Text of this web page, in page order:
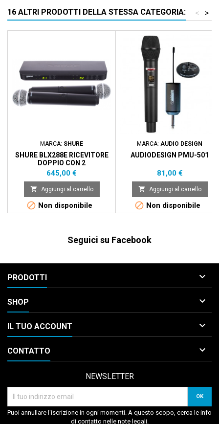
16 ALTRI PRODOTTI DELLA STESSA CATEGORIA: >
<
MARCA: SHURE
SHURE BLX288E RICEVITORE
DOPPIO CON 2
TRASMETTITORI CAPSULA
SM58
Prezzo
645,00 €
 Aggiungi al carrello
 Non disponibile
MARCA: AUDIO DESIGN
AUDIODESIGN PMU-501
Prezzo
81,00 €
 Aggiungi al carrello
 Non disponibile
Seguici su Facebook
PRODOTTI 
SHOP 
IL TUO ACCOUNT 
CONTATTO 
NEWSLETTER
Puoi annullare l'iscrizione in ogni momenti. A questo scopo, cerca le info
di contatto nelle note legali.